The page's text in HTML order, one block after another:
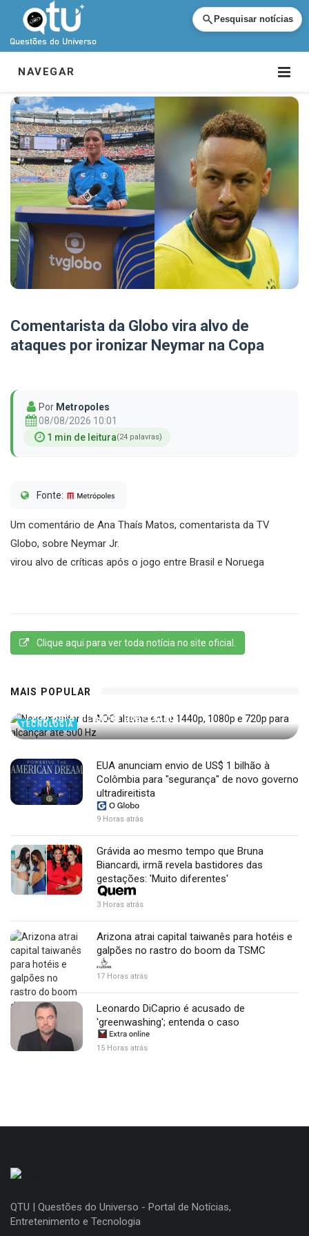
Pesquisar notícias
NAVEGAR
Comentarista da Globo vira alvo de
ataques por ironizar Neymar na Copa
Por Metropoles
08/08/2026 10:01
1 min de leitura(24 palavras)
Fonte:
Um comentário de Ana Thaís Matos, comentarista da TV
Globo, sobre Neymar Jr.
virou alvo de críticas após o jogo entre Brasil e Noruega
Clique aqui para ver toda notícia no site oficial.
MAIS POPULAR
TECNOLOGIA
720p para alcançar até 500 Hz
EUA anunciam envio de US$ 1 bilhão à
Colômbia para "segurança" de novo governo
ultradireitista
9 Horas atrás
Grávida ao mesmo tempo que Bruna
Biancardi, irmã revela bastidores das
gestações: 'Muito diferentes'
3 Horas atrás
Arizona atrai capital taiwanês para hotéis e
galpões no rastro do boom da TSMC
17 Horas atrás
Leonardo DiCaprio é acusado de
'greenwashing'; entenda o caso
15 Horas atrás
QTU | Questões do Universo - Portal de Notícias,
Entretenimento e Tecnologia